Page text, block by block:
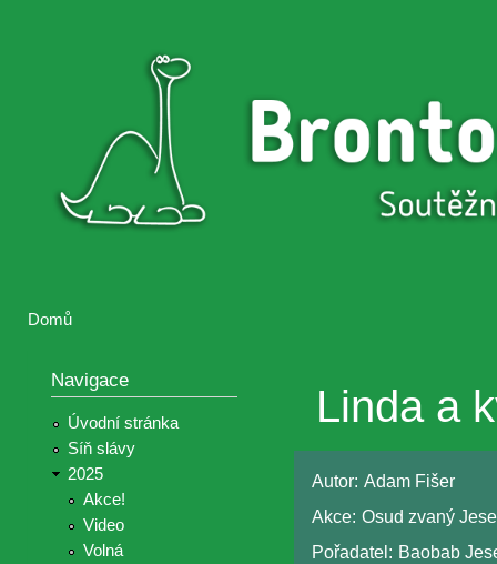
Brontosaurus
Brontosaurus
Domů
Navigace
Úvodní stránka
Síň slávy
2025
Akce!
Video
Volná
Linda a
Autor: Adam Fišer
Akce: Osud zvaný
Pořadatel: Baobab